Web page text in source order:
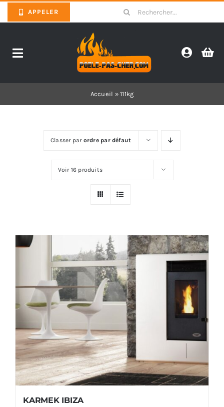
to
APPELER
Search
for:
Toggle
Foyers
Cuisinières
Accueil »111kg
Classer par ordre par défaut
Voir 16 produits
KARMEK IBIZA